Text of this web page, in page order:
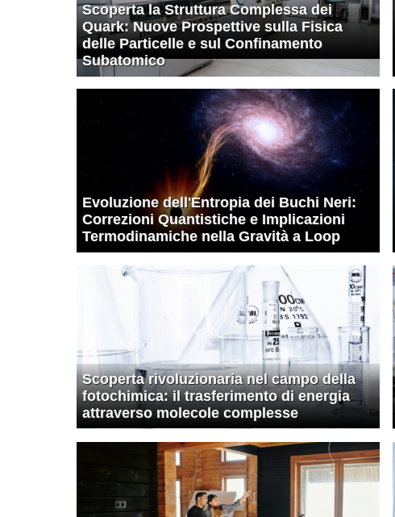
Scoperta la Struttura Complessa dei
Quark: Nuove Prospettive sulla Fisica
delle Particelle e sul Confinamento
Subatomico
Evoluzione dell'Entropia dei Buchi Neri:
Correzioni Quantistiche e Implicazioni
Termodinamiche nella Gravità a Loop
Scoperta rivoluzionaria nel campo della
fotochimica: il trasferimento di energia
attraverso molecole complesse